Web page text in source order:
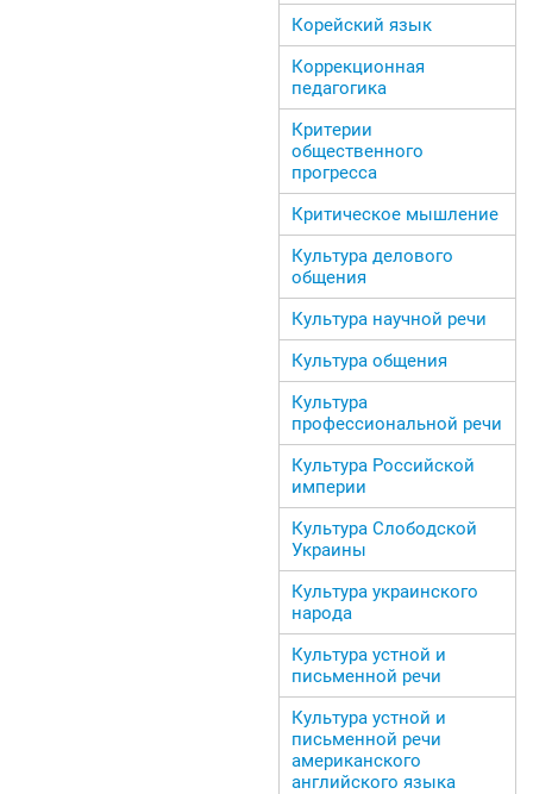
Корейский язык
Коррекционная
педагогика
Критерии
общественного
прогресса
Критическое мышление
Культура делового
общения
Культура научной речи
Культура общения
Культура
профессиональной речи
Культура Российской
империи
Культура Слободской
Украины
Культура украинского
народа
Культура устной и
письменной речи
Культура устной и
письменной речи
американского
английского языка